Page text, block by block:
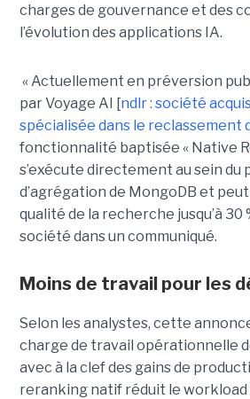
charges de gouvernance et des
l’évolution des applications IA.
« Actuellement en préversion
par Voyage AI [ndlr : société
spécialisée dans le reclassement
fonctionnalité baptisée « Native
s’exécute directement au sein du
d’agrégation de MongoDB et
qualité de la recherche jusqu’à 30
société dans un communiqué.
Moins de travail pour les
Selon les analystes, cette
charge de travail opérationnelle
avec à la clef des gains de
reranking natif réduit le workload